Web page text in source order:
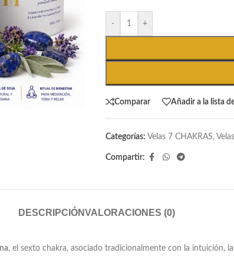
- +
Comparar Añadir a la lista
Categorías: Velas 7 CHAKRAS,
Compartir:
DESCRIPCIÓNVALORACIONES (0)
, el sexto chakra, asociado tradicionalmente con la intuición,